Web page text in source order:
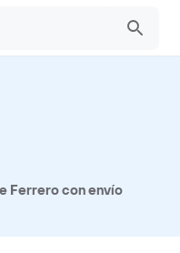
Ferrero con envío